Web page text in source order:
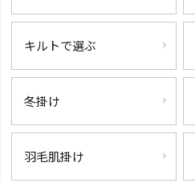
キルトで選ぶ
冬掛け
羽毛肌掛け